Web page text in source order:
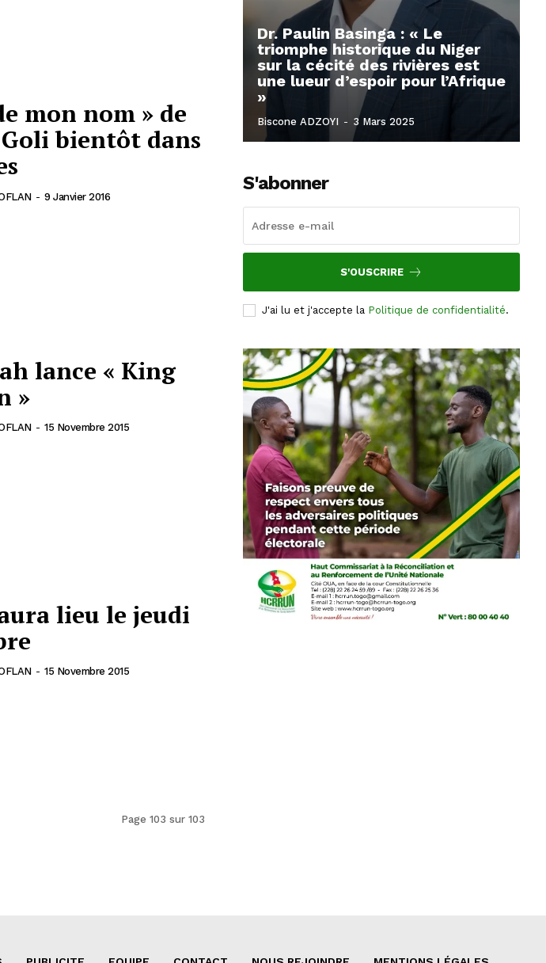
mon nom » de
bientôt dans
- 9 Janvier 2016
lance « King
»
- 15 Novembre 2015
lieu le jeudi
- 15 Novembre 2015
Page 103 sur 103
Dr. Paulin Basinga : « Le
triomphe historique du Niger
sur la cécité des rivières est
une lueur d’espoir pour l’Afrique
»
Biscone ADZOYI - 3 Mars 2025
S'abonner
S'OUSCRIRE
J'ai lu et j'accepte la Politique de confidentialité.